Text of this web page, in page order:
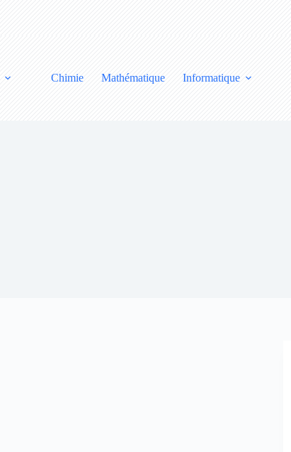
Chimie Mathématique Informatique